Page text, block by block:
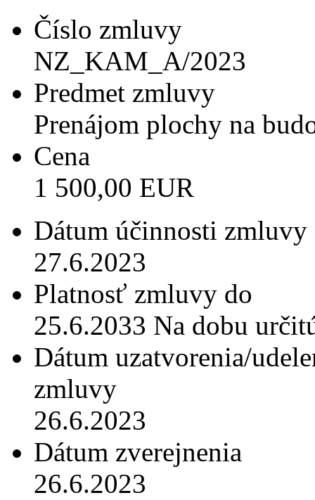
Číslo zmluvy
NZ_KAM_A/2023
Predmet zmluvy
Prenájom plochy na
Cena
1 500,00 EUR
Dátum účinnosti zmluvy
27.6.2023
Platnosť zmluvy do
25.6.2033 Na dobu
Dátum uzatvorenia/
zmluvy
26.6.2023
Dátum zverejnenia
26.6.2023